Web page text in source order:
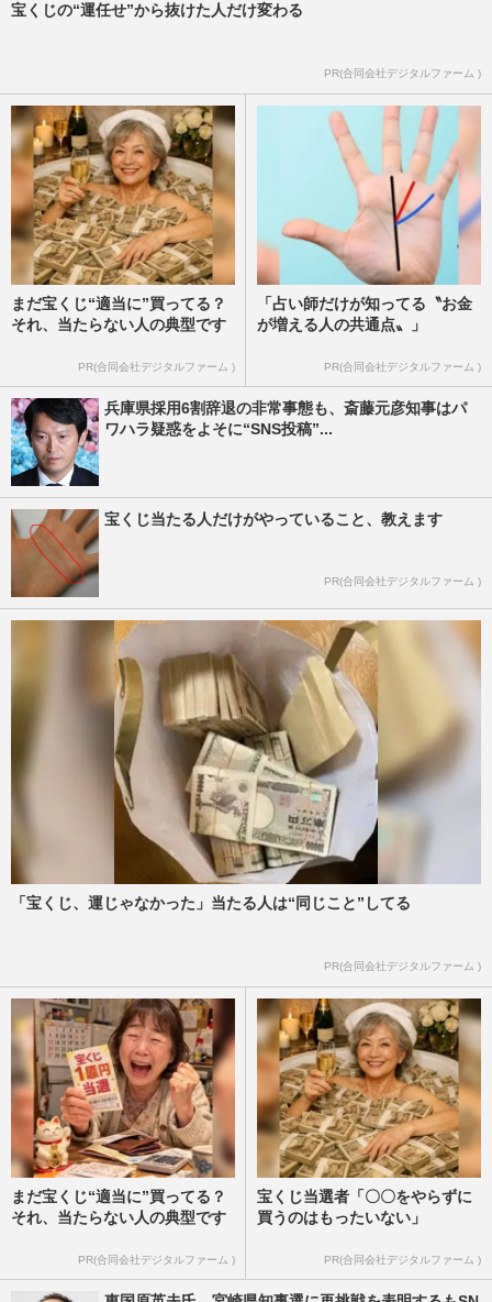
宝くじの“運任せ”から抜けた人だけ変わる
PR(合同会社デジタルファーム )
まだ宝くじ“適当に”買ってる？
それ、当たらない人の典型です
PR(合同会社デジタルファーム )
「占い師だけが知ってる〝お金
が増える人の共通点〟」
PR(合同会社デジタルファーム )
兵庫県採用6割辞退の非常事態も、斎藤元彦知事はパ
ワハラ疑惑をよそに“SNS投稿”...
宝くじ当たる人だけがやっていること、教えます
PR(合同会社デジタルファーム )
「宝くじ、運じゃなかった」当たる人は“同じこと”してる
PR(合同会社デジタルファーム )
まだ宝くじ“適当に”買ってる？
それ、当たらない人の典型です
PR(合同会社デジタルファーム )
宝くじ当選者「〇〇をやらずに
買うのはもったいない」
PR(合同会社デジタルファーム )